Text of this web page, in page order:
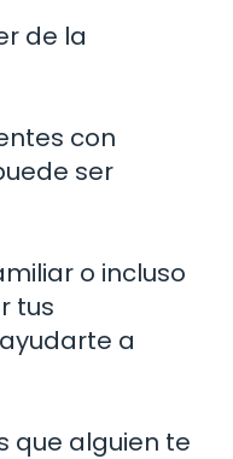
de la
con
ser
o incluso
tus
a
que alguien te